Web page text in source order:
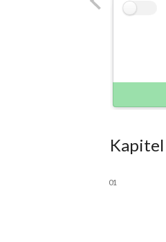
Kapitel
01